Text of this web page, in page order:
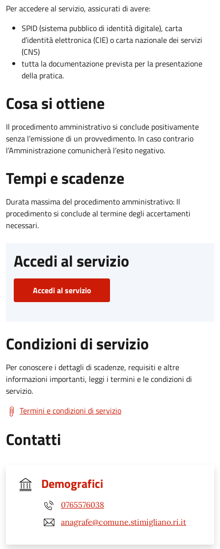
Per accedere al servizio, assicurati di avere:
SPID (sistema pubblico di identità digitale), carta
d’identità elettronica (CIE) o carta nazionale dei servizi
(CNS)
tutta la documentazione prevista per la presentazione
della pratica.
Cosa si ottiene
Il procedimento amministrativo si conclude positivamente
senza l’emissione di un provvedimento. In caso contrario
l’Amministrazione comunicherà l’esito negativo.
Tempi e scadenze
Durata massima del procedimento amministrativo: Il
procedimento si conclude al termine degli accertamenti
necessari.
Accedi al servizio
Accedi al servizio
Condizioni di servizio
Per conoscere i dettagli di scadenze, requisiti e altre
informazioni importanti, leggi i termini e le condizioni di
servizio.
Termini e condizioni di servizio
Contatti
Demografici
0765576038
anagrafe@comune.stimigliano.ri.it